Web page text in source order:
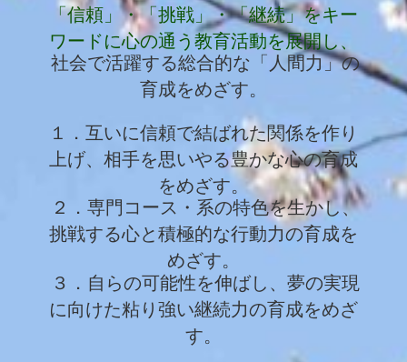
「信頼」・「挑戦」・「継続」をキー
ワードに心の通う教育活動を展開し、
社会で活躍する総合的な「人間力」の
育成をめざす。
１．互いに信頼で結ばれた関係を作り
上げ、相手を思いやる豊かな心の育成
をめざす。
２．専門コース・系の特色を生かし、
挑戦する心と積極的な行動力の育成を
めざす。
３．自らの可能性を伸ばし、夢の実現
に向けた粘り強い継続力の育成をめざ
す。